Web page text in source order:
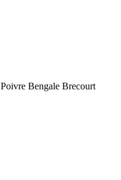
Poivre Bengale Brecourt